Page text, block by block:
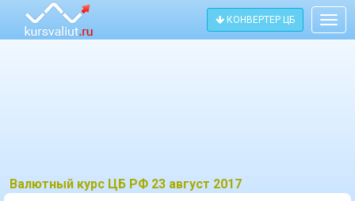
КОНВЕРТЕР ЦБ
Bалютный курс ЦБ РФ 23 август 2017